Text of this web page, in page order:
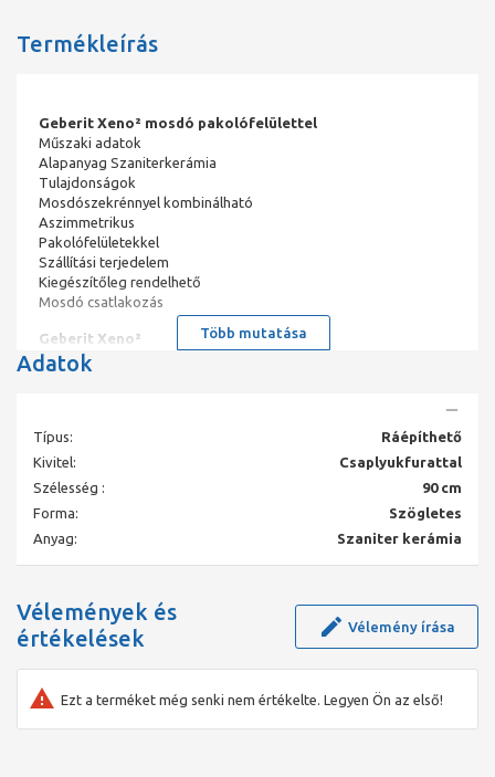
Termékleírás
Geberit Xeno² mosdó pakolófelülettel
Műszaki adatok
Alapanyag Szaniterkerámia
Tulajdonságok
Mosdószekrénnyel kombinálható
Aszimmetrikus
Pakolófelületekkel
Szállítási terjedelem
Kiegészítőleg rendelhető
Mosdó csatlakozás
Geberit Xeno²
Egységes dizájn, harmonikus kapcsolódás.
eredményekhez vezet, amelyeket éppoly jó látni, mint használni.
A Geberit Xeno² intelligensen átgondolt, azonos dizájnnyelvű
elemek tökéletesen összehangolt választékát kínálja.
Több mutatása
Adatok
Típus:
Ráépíthető
Kivitel:
Csaplyukfurattal
Szélesség :
90 cm
Forma:
Szögletes
Anyag:
Szaniter kerámia
Vélemények és
értékelések
Vélemény írása
Ezt a terméket még senki nem értékelte. Legyen Ön az első!